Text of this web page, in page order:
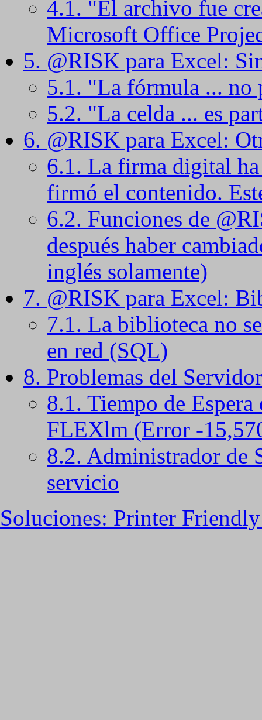
4.1. "El archivo fue
Microsoft Office
5. @RISK para Excel:
5.1. "La fórmula ... no
5.2. "La celda ... es
6. @RISK para Excel:
6.1. La firma digital ha
firmó el contenido.
6.2. Funciones de
después haber
inglés solamente)
7. @RISK para Excel:
7.1. La biblioteca no
en red (SQL)
8. Problemas del
8.1. Tiempo de
FLEXlm (Error -
8.2. Administrador de
servicio
Soluciones: Printer